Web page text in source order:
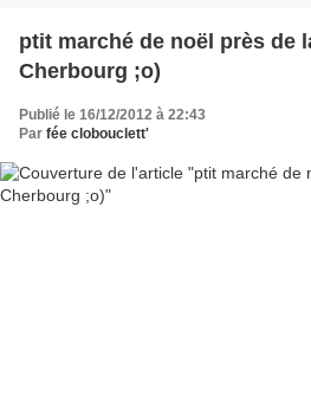
ptit marché de noël près de
Cherbourg ;o)
Publié le 16/12/2012 à 22:43
Par fée clobouclett'